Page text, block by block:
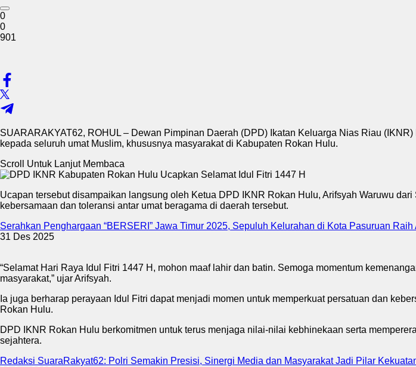
0
0
901
SUARARAKYAT62, ROHUL – Dewan Pimpinan Daerah (DPD) Ikatan Keluarga Nias Riau
kepada seluruh umat Muslim, khususnya masyarakat di Kabupaten Rokan Hulu.
Scroll Untuk Lanjut Membaca
Ucapan tersebut disampaikan langsung oleh Ketua DPD IKNR Rokan Hulu, Arifsyah Waruwu
kebersamaan dan toleransi antar umat beragama di daerah tersebut.
Serahkan Penghargaan “BERSERI” Jawa Timur 2025, Sepuluh Kelurahan di Kota Pasuruan Raih
31 Des 2025
“Selamat Hari Raya Idul Fitri 1447 H, mohon maaf lahir dan batin. Semoga momentum
masyarakat,” ujar Arifsyah.
Ia juga berharap perayaan Idul Fitri dapat menjadi momen untuk memperkuat persatuan dan
Rokan Hulu.
DPD IKNR Rokan Hulu berkomitmen untuk terus menjaga nilai-nilai kebhinekaan serta
sejahtera.
Redaksi SuaraRakyat62: Polri Semakin Presisi, Sinergi Media dan Masyarakat Jadi Pilar